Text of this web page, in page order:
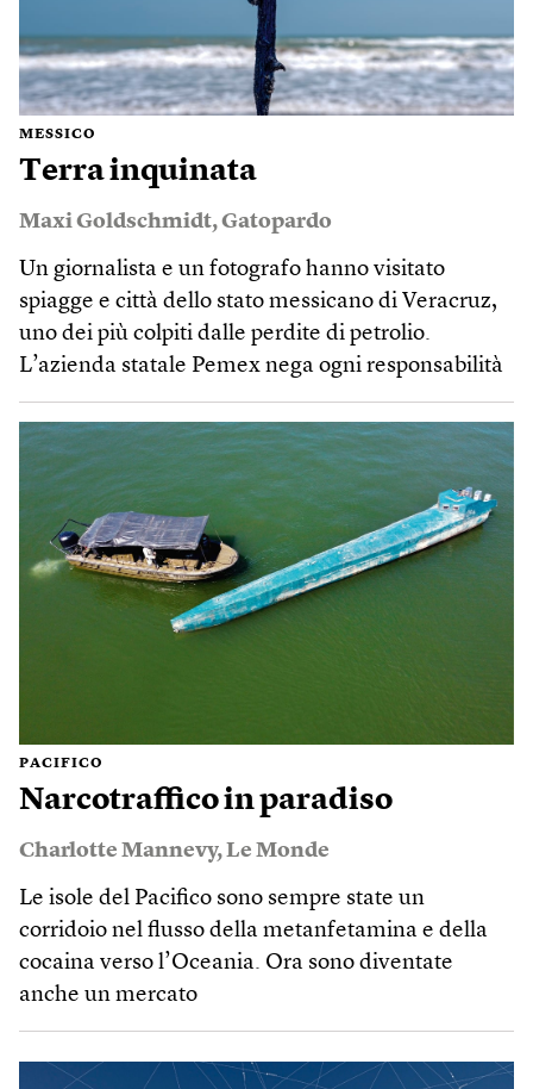
MESSICO
Terra inquinata
Maxi Goldschmidt,Gatopardo
Un giornalista e un fotografo hanno visitato
spiagge e città dello stato messicano di Veracruz,
uno dei più colpiti dalle perdite di petrolio.
L’azienda statale Pemex nega ogni responsabilità
PACIFICO
Narcotraffico in paradiso
Charlotte Mannevy,Le Monde
Le isole del Pacifico sono sempre state un
corridoio nel flusso della metanfetamina e della
cocaina verso l’Oceania. Ora sono diventate
anche un mercato